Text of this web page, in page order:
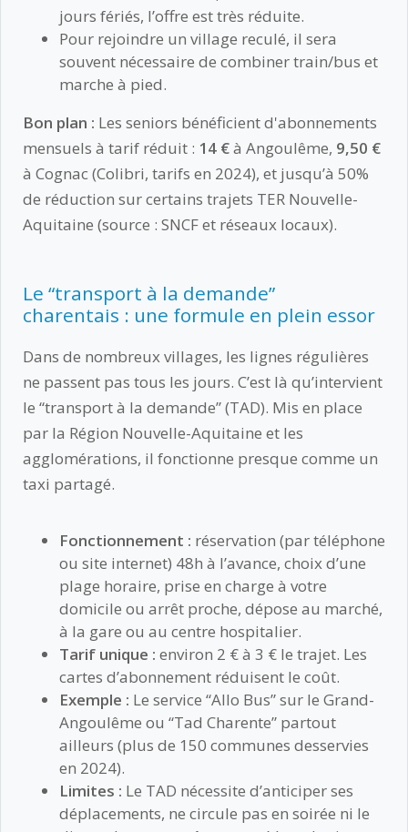
jours fériés, l’offre est très réduite.
Pour rejoindre un village reculé, il sera
souvent nécessaire de combiner train/bus et
marche à pied.
Bon plan : Les seniors bénéficient d'abonnements
mensuels à tarif réduit : 14 €à Angoulême, 9,50 €
à Cognac (Colibri, tarifs en 2024), et jusqu’à 50%
de réduction sur certains trajets TER Nouvelle-
Aquitaine (source : SNCF et réseaux locaux).
Le “transport à la demande”
charentais : une formule en plein essor
Dans de nombreux villages, les lignes régulières
ne passent pas tous les jours. C’est là qu’intervient
le “transport à la demande” (TAD). Mis en place
par la Région Nouvelle-Aquitaine et les
agglomérations, il fonctionne presque comme un
taxi partagé.
Fonctionnement : réservation (par téléphone
ou site internet) 48h à l’avance, choix d’une
plage horaire, prise en charge à votre
domicile ou arrêt proche, dépose au marché,
à la gare ou au centre hospitalier.
Tarif unique : environ 2 € à 3 € le trajet. Les
cartes d’abonnement réduisent le coût.
Exemple : Le service “Allo Bus” sur le Grand-
Angoulême ou “Tad Charente” partout
ailleurs (plus de 150 communes desservies
en 2024).
Limites : Le TAD nécessite d’anticiper ses
déplacements, ne circule pas en soirée ni le